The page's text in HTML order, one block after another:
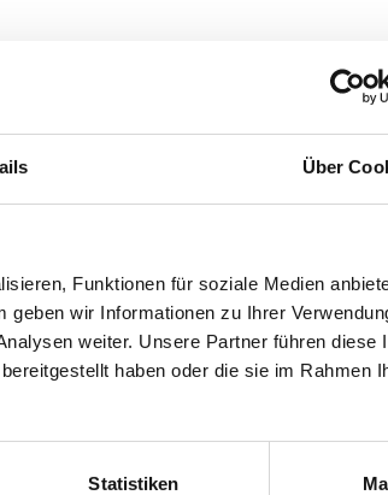
Über
Funktionen für soziale Medien
wir Informationen zu Ihrer
weiter. Unsere Partner führen diese
haben oder die sie im Rahmen
Statistiken
jobninja.com(see the browser consolefor